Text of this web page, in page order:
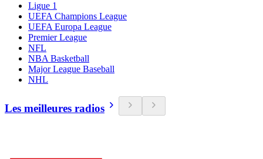
Ligue 1
UEFA Champions League
UEFA Europa League
Premier League
NFL
NBA Basketball
Major League Baseball
NHL
Les meilleures radios